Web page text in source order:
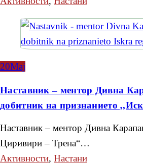
20Мај
Наставник – ментор Дивна
добитник на признанието
Наставник – ментор Дивна
Циривири – Трена“…
Активности, Настани